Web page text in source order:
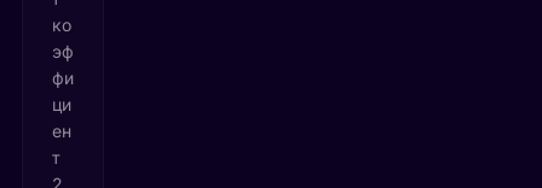
ко
эф
фи
ци
ен
т
2.